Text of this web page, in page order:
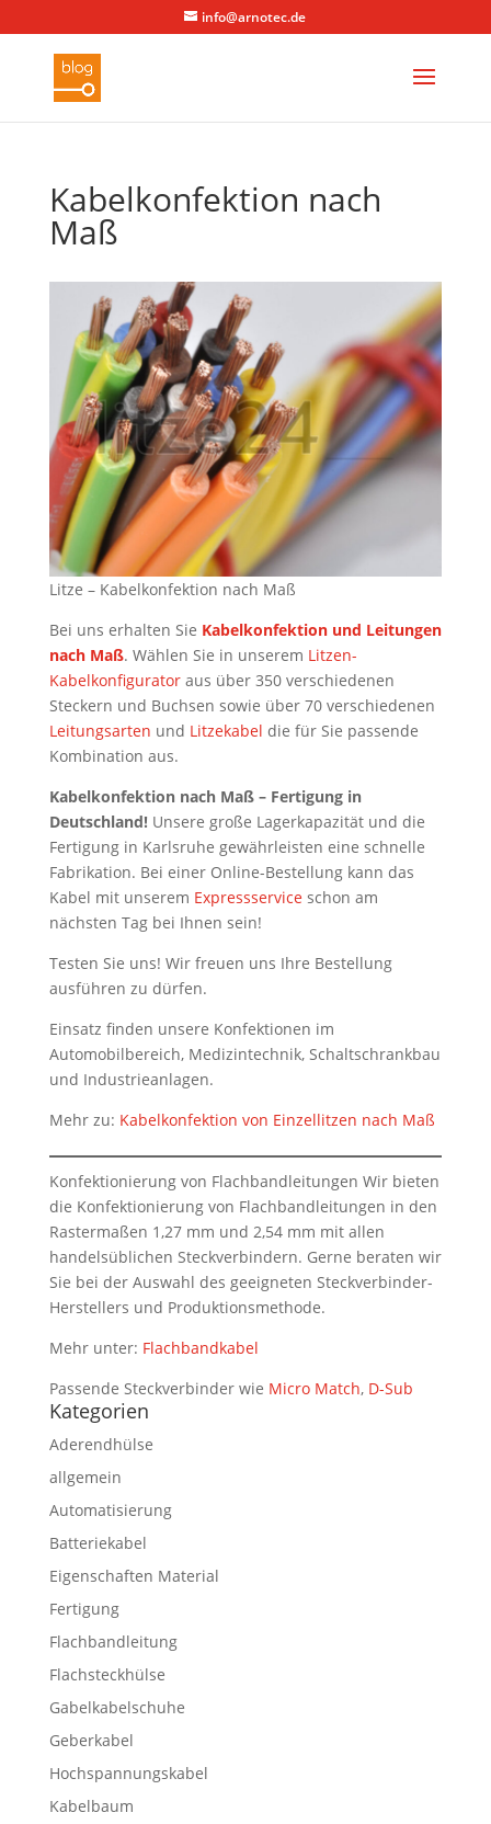
info@arnotec.de
Kabelkonfektion nach
Maß
Litze – Kabelkonfektion nach Maß
Bei uns erhalten Sie Kabelkonfektion und Leitungen
nach Maß. Wählen Sie in unserem Litzen-
Kabelkonfiguratoraus über 350 verschiedenen
Steckern und Buchsen sowie über 70 verschiedenen
Leitungsarten und Litzekabel die für Sie passende
Kombination aus.
Kabelkonfektion nach Maß – Fertigung in
Deutschland!Unsere große Lagerkapazität und die
Fertigung in Karlsruhe gewährleisten eine schnelle
Fabrikation. Bei einer Online-Bestellung kann das
Kabel mit unserem Expressserviceschon am
nächsten Tag bei Ihnen sein!
Testen Sie uns! Wir freuen uns Ihre Bestellung
ausführen zu dürfen.
Einsatz finden unsere Konfektionen im
Automobilbereich, Medizintechnik, Schaltschrankbau
und Industrieanlagen.
Mehr zu: Kabelkonfektion von Einzellitzen nach Maß
Konfektionierung von Flachbandleitungen Wir bieten
die Konfektionierung von Flachbandleitungen in den
Rastermaßen 1,27 mm und 2,54 mm mit allen
handelsüblichen Steckverbindern. Gerne beraten wir
Sie bei der Auswahl des geeigneten Steckverbinder-
Herstellers und Produktionsmethode.
Mehr unter: Flachbandkabel
Passende Steckverbinder wie Micro Match, D-Sub
Kategorien
Aderendhülse
allgemein
Automatisierung
Batteriekabel
Eigenschaften Material
Fertigung
Flachbandleitung
Flachsteckhülse
Gabelkabelschuhe
Geberkabel
Hochspannungskabel
Kabelbaum